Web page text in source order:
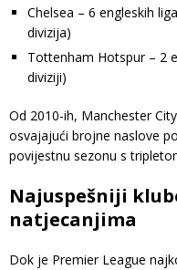
Chelsea – 6 engleskih
divizija)
Tottenham Hotspur – 2
diviziji)
Od 2010-ih, Manchester
osvajajući brojne naslove
povijestnu sezonu s
Najuspešniji
natjecanjima
Dok je Premier League